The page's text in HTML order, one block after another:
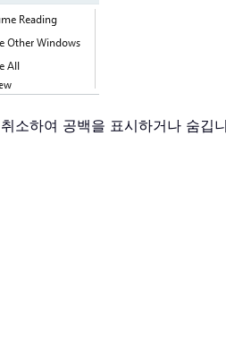
소하여 공백을 표시하거나 숨깁니